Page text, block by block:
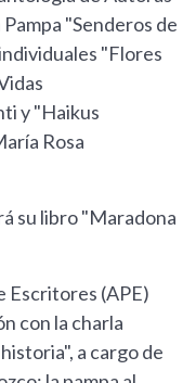
"Senderos de
"Flores
y "Haikus
Rosa
su libro "Maradona
Escritores (APE)
con la charla
a cargo de